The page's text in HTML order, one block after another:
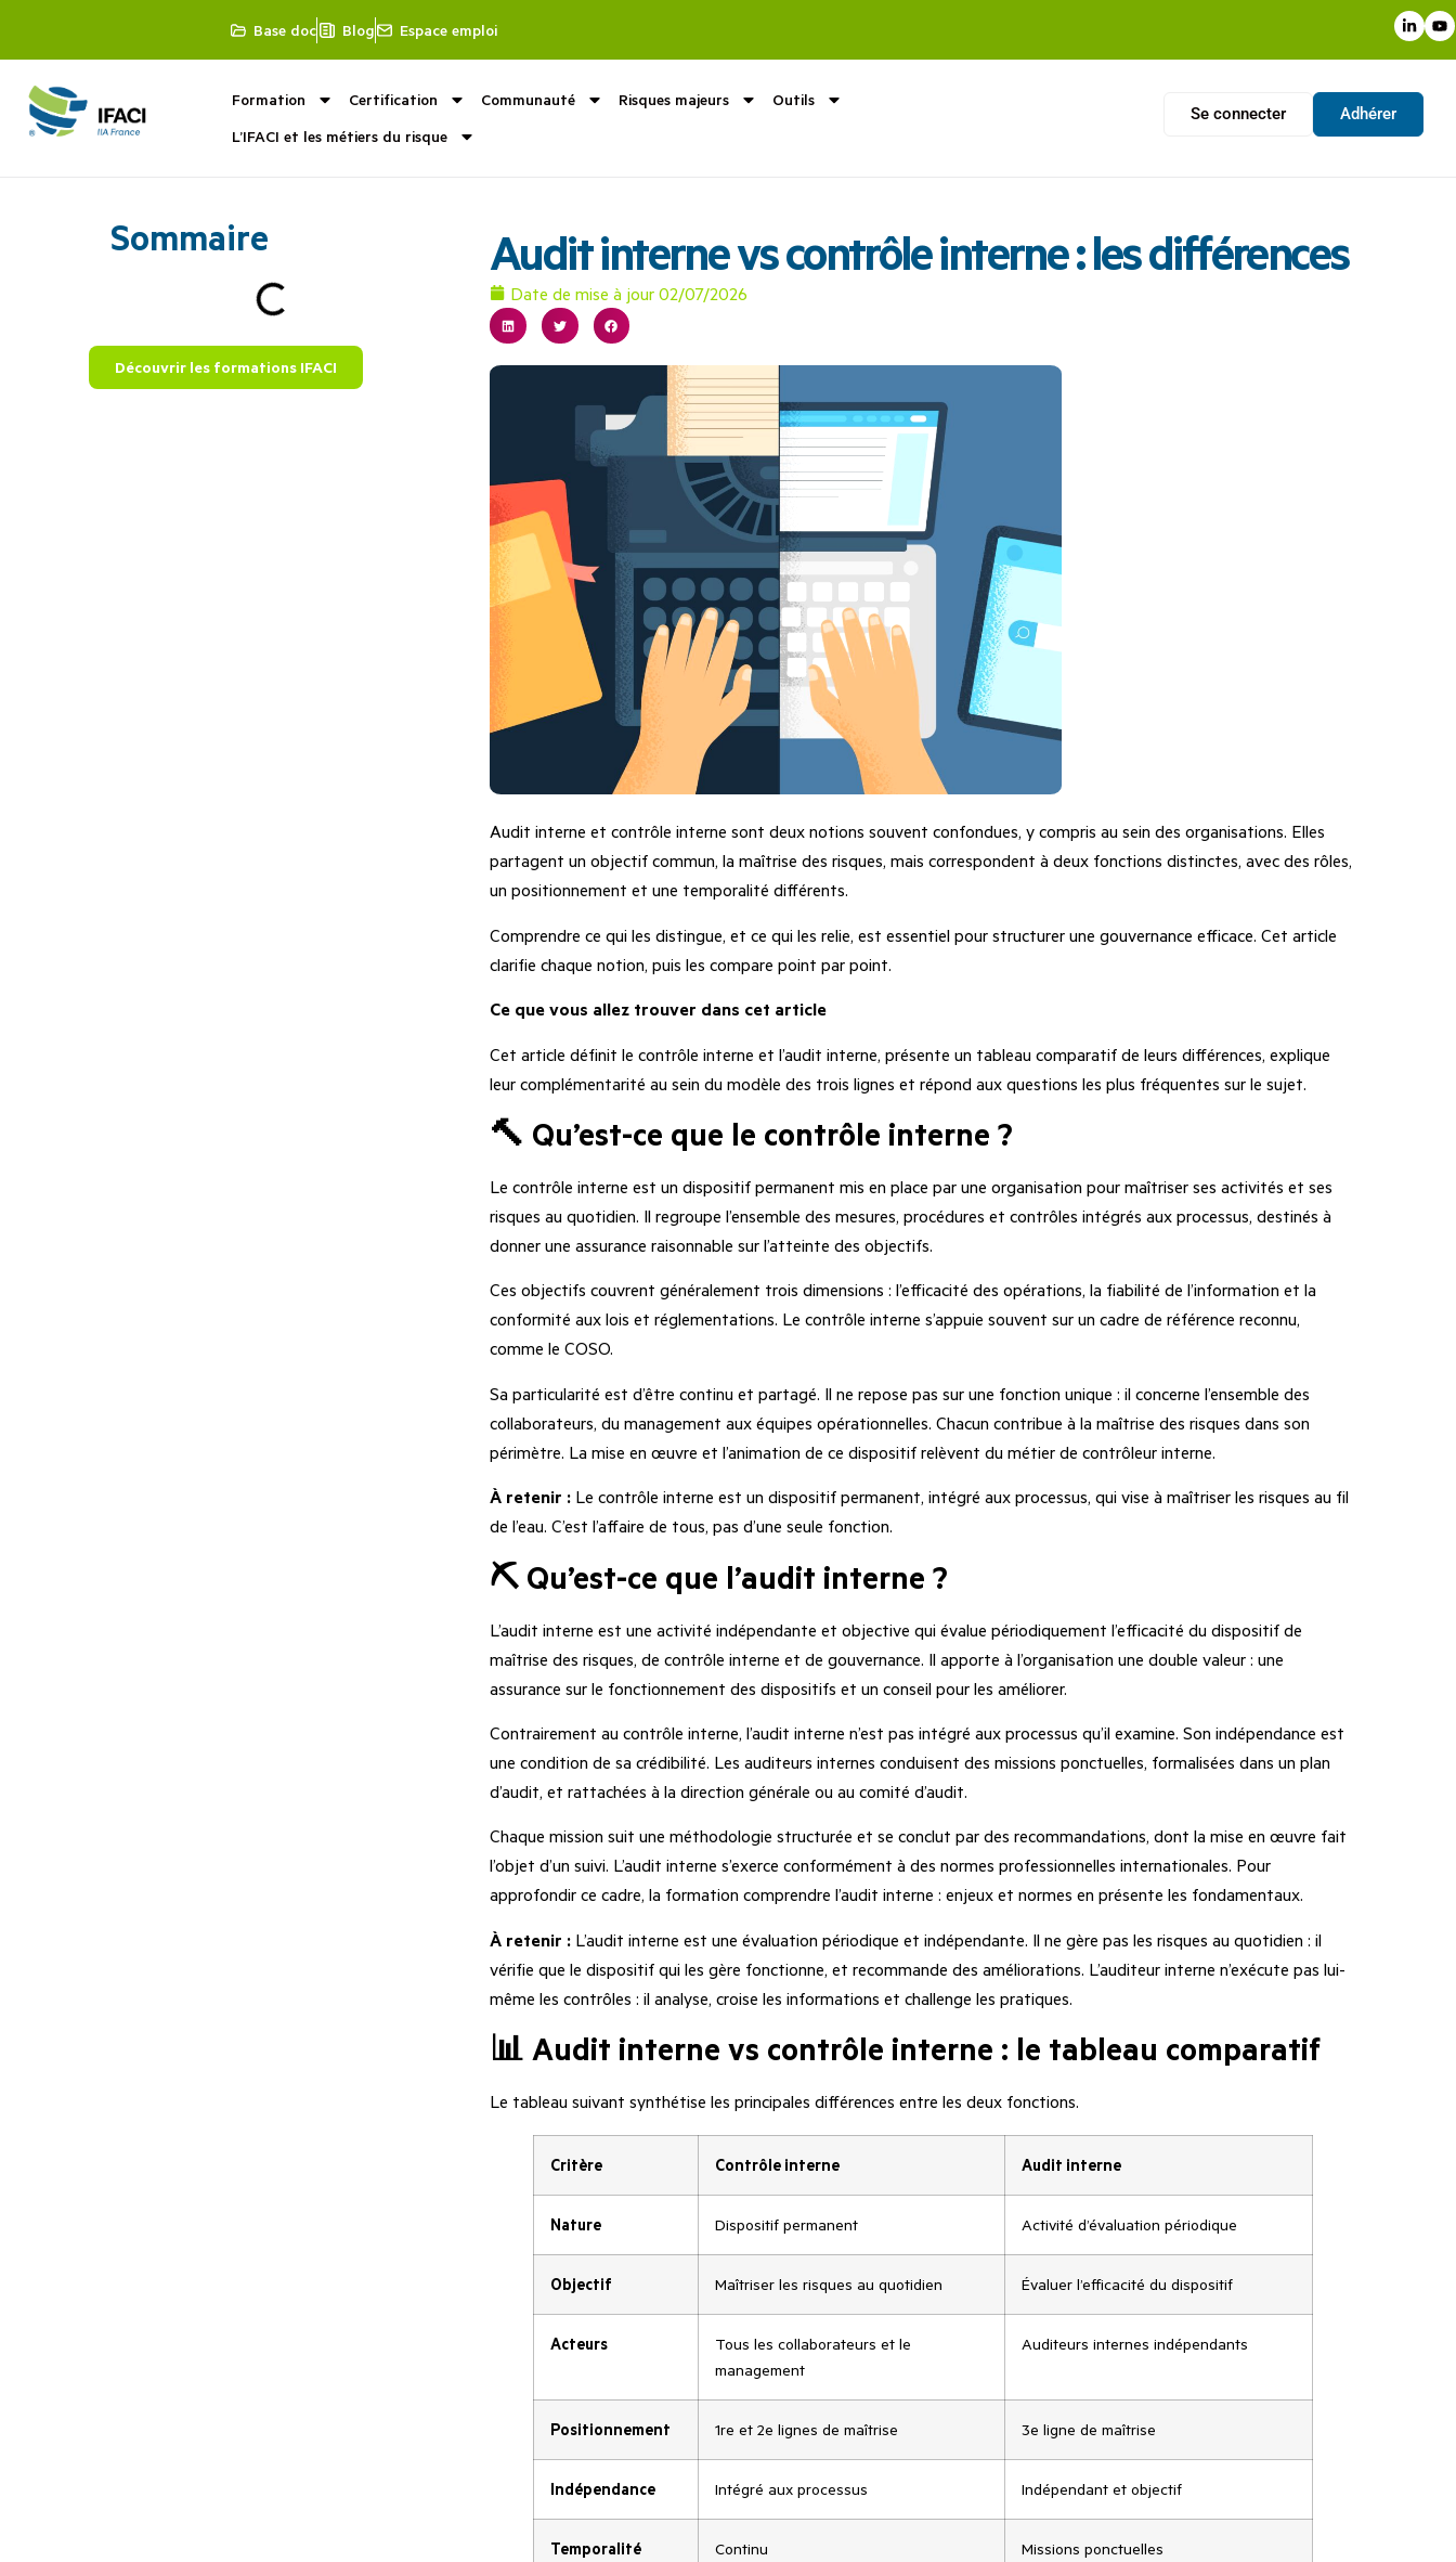
Base doc Blog Espace emploi
Formation Certification Communauté Risques majeurs
Outils
L’IFACI et les métiers du risque
Se connecter Adhérer
Sommaire
Découvrir les formations IFACI
Audit interne vs contrôle interne : les différences
Date de mise à jour02/07/2026
Audit interne et contrôle interne sont deux notions souvent confondues, y compris au sein des organisations. Elles
partagent un objectif commun, la maîtrise des risques, mais correspondent à deux fonctions distinctes, avec des rôles,
un positionnement et une temporalité différents.
Comprendre ce qui les distingue, et ce qui les relie, est essentiel pour structurer une gouvernance efficace. Cet article
clarifie chaque notion, puis les compare point par point.
Ce que vous allez trouver dans cet article
Cet article définit le contrôle interne et l’audit interne, présente un tableau comparatif de leurs différences, explique
leur complémentarité au sein du modèle des trois lignes et répond aux questions les plus fréquentes sur le sujet.
🔨 Qu’est-ce que le contrôle interne ?
Le contrôle interne est un dispositif permanent mis en place par une organisation pour maîtriser ses activités et ses
risques au quotidien. Il regroupe l’ensemble des mesures, procédures et contrôles intégrés aux processus, destinés à
donner une assurance raisonnable sur l’atteinte des objectifs.
Ces objectifs couvrent généralement trois dimensions : l’efficacité des opérations, la fiabilité de l’information et la
conformité aux lois et réglementations. Le contrôle interne s’appuie souvent sur un cadre de référence reconnu,
comme le COSO.
Sa particularité est d’être continu et partagé. Il ne repose pas sur une fonction unique : il concerne l’ensemble des
collaborateurs, du management aux équipes opérationnelles. Chacun contribue à la maîtrise des risques dans son
périmètre. La mise en œuvre et l’animation de ce dispositif relèvent du métier de contrôleur interne.
À retenir : Le contrôle interne est un dispositif permanent, intégré aux processus, qui vise à maîtriser les risques au fil
de l’eau. C’est l’affaire de tous, pas d’une seule fonction.
⛏️ Qu’est-ce que l’audit interne ?
L’audit interne est une activité indépendante et objective qui évalue périodiquement l’efficacité du dispositif de
maîtrise des risques, de contrôle interne et de gouvernance. Il apporte à l’organisation une double valeur : une
assurance sur le fonctionnement des dispositifs et un conseil pour les améliorer.
Contrairement au contrôle interne, l’audit interne n’est pas intégré aux processus qu’il examine. Son indépendance est
une condition de sa crédibilité. Les auditeurs internes conduisent des missions ponctuelles, formalisées dans un plan
d’audit, et rattachées à la direction générale ou au comité d’audit.
Chaque mission suit une méthodologie structurée et se conclut par des recommandations, dont la mise en œuvre fait
l’objet d’un suivi. L’audit interne s’exerce conformément à des normes professionnelles internationales. Pour
approfondir ce cadre, la formation comprendre l’audit interne : enjeux et normes en présente les fondamentaux.
À retenir : L’audit interne est une évaluation périodique et indépendante. Il ne gère pas les risques au quotidien : il
vérifie que le dispositif qui les gère fonctionne, et recommande des améliorations. L’auditeur interne n’exécute pas lui-
même les contrôles : il analyse, croise les informations et challenge les pratiques.
📊 Audit interne vs contrôle interne : le tableau comparatif
Le tableau suivant synthétise les principales différences entre les deux fonctions.
Critère Contrôle interne Audit interne
Nature Dispositif permanent Activité d’évaluation périodique
Objectif Maîtriser les risques au quotidien Évaluer l’efficacité du dispositif
Acteurs
Tous les collaborateurs et le
management
Auditeurs internes indépendants
Positionnement 1re et 2e lignes de maîtrise 3e ligne de maîtrise
Indépendance Intégré aux processus Indépendant et objectif
Temporalité Continu Missions ponctuelles